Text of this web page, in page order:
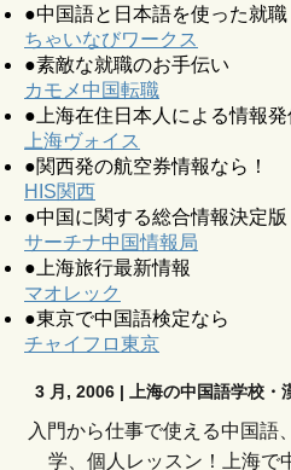
●中国語と日本語を使った就
ちゃいなびワークス
●素敵な就職のお手伝い
カモメ中国転職
●上海在住日本人による情報発
上海ヴォイス
●関西発の航空券情報なら！
HIS関西
●中国に関する総合情報決定版
サーチナ中国情報局
●上海旅行最新情報
マオレック
●東京で中国語検定なら
チャイフロ東京
3 月, 2006 | 上海の中国語学校・
入門から仕事で使える中国語
学、個人レッスン！上海で